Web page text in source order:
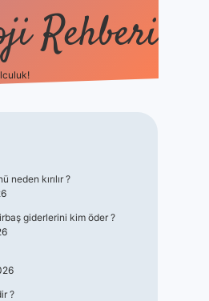
Rehberi
neden kırılır ?
giderlerini kim öder ?
?